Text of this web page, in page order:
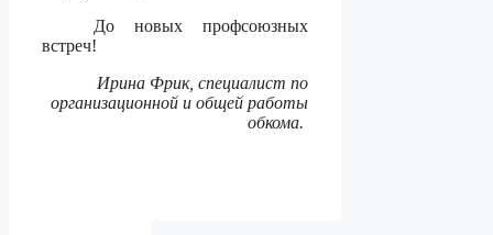
До новых профсоюзных
встреч!
Ирина Фрик, специалист по
организационной и общей работы
обкома.